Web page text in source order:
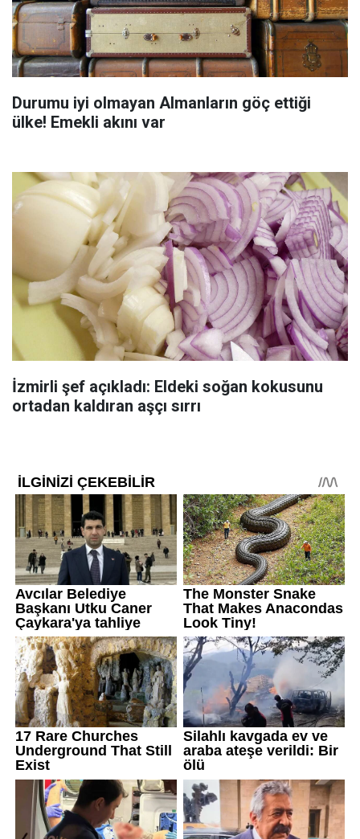
Durumu iyi olmayan Almanların göç ettiği
ülke! Emekli akını var
İzmirli şef açıkladı: Eldeki soğan kokusunu
ortadan kaldıran aşçı sırrı